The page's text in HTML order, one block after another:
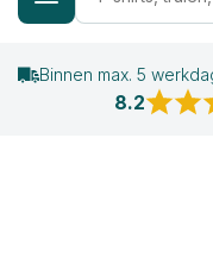
Binnen max. 5
8.2